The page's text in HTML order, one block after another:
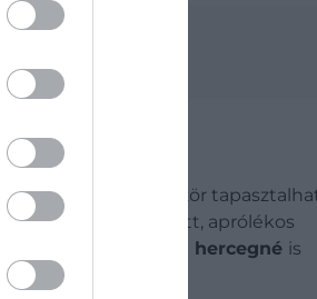
torzulásait. Itt először
. Olvasott, levelezett, aprólékos
Alexandra walesi hercegné is